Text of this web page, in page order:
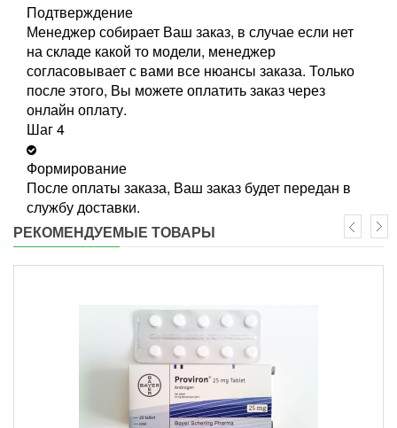
Подтверждение
Менеджер собирает Ваш заказ, в случае если нет
на складе какой то модели, менеджер
согласовывает с вами все нюансы заказа. Только
после этого, Вы можете оплатить заказ через
онлайн оплату.
Шаг 4
Формирование
После оплаты заказа, Ваш заказ будет передан в
службу доставки.
РЕКОМЕНДУЕМЫЕ ТОВАРЫ